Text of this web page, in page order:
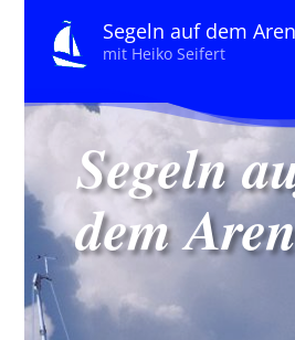
Segeln auf dem
mit Heiko Seifert
Segeln
dem